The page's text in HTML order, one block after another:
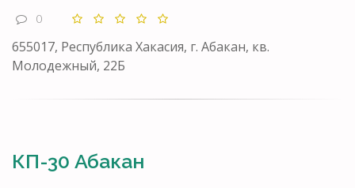
0
655017, Республика Хакасия, г. Абакан, кв.
Молодежный, 22Б
КП-30 Абакан